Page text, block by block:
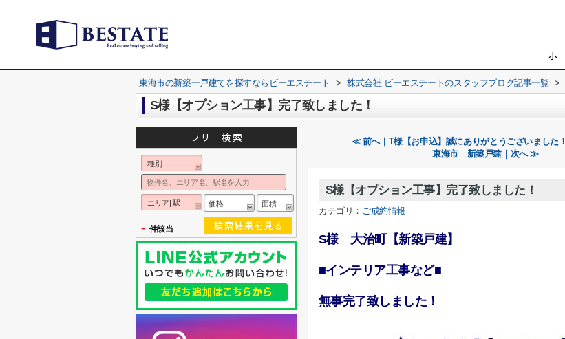
東海市の新築一戸建てを探すならビーエステート > 株式会社 ビーエステートのスタッフブログ記事一覧 >
S様【オプション工事】完了致しました！
≪ 前へ｜T様【お申込】誠にありがとうございました！
東海市 新築戸建｜次へ ≫
S様【オプション工事】完了致しました！
カテゴリ： ご成約情報
S様 大治町【新築戸建】
■インテリア工事など■
無事完了致しました！
種別
エリア| 駅 価格 面積
- 件該当